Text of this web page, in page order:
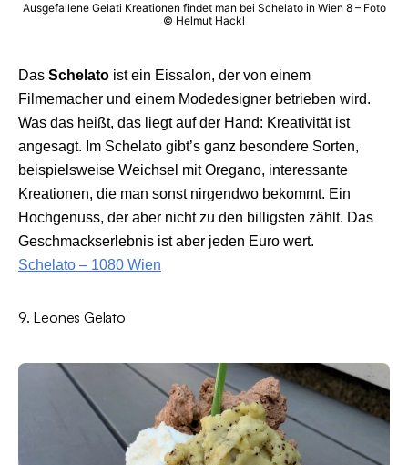
Ausgefallene Gelati Kreationen findet man bei Schelato in Wien 8 – Foto
© Helmut Hackl
Das Schelato ist ein Eissalon, der von einem
Filmemacher und einem Modedesigner betrieben wird.
Was das heißt, das liegt auf der Hand: Kreativität ist
angesagt. Im Schelato gibt’s ganz besondere Sorten,
beispielsweise Weichsel mit Oregano, interessante
Kreationen, die man sonst nirgendwo bekommt. Ein
Hochgenuss, der aber nicht zu den billigsten zählt. Das
Geschmackserlebnis ist aber jeden Euro wert.
Schelato – 1080 Wien
9. Leones Gelato